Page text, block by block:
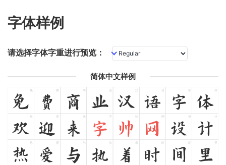
字体样例
请选择字体字重进行预览：
简体中文样例
免
免 费
费 商
商 业
业 汉
汉 语
语 字
字 体
体
欢
欢 迎
迎 来
来 字
字 帅
帅 网
网 设
设 计
计
热
热 爱
爱 与
与 执
执 着
着 时
时 间
间 里
里